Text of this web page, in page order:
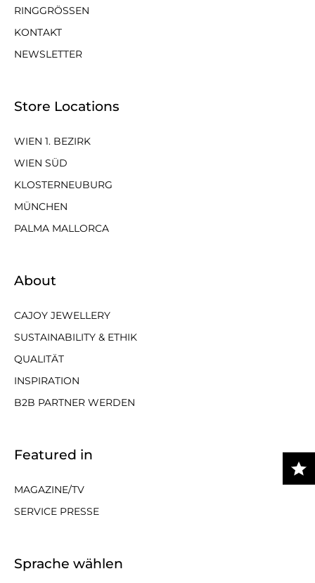
RINGGRÖSSEN
KONTAKT
NEWSLETTER
Store Locations
WIEN 1. BEZIRK
WIEN SÜD
KLOSTERNEUBURG
MÜNCHEN
PALMA MALLORCA
About
CAJOY JEWELLERY
SUSTAINABILITY & ETHIK
QUALITÄT
INSPIRATION
B2B PARTNER WERDEN
Featured in
MAGAZINE/TV
SERVICE PRESSE
Sprache wählen